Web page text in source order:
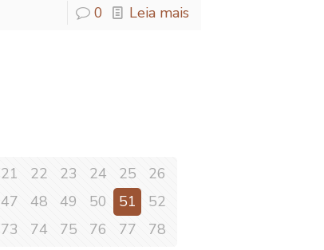
0 Leia mais
21 22 23 24 25
26
47 48 49 50 51
52
73 74 75 76 77 78